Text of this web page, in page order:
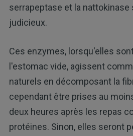
serrapeptase et la
judicieux.
Ces enzymes, lorsqu'elles
l'estomac vide, agissent
naturels en décomposant la
cependant être prises au
deux heures après les repas
protéines. Sinon, elles seront